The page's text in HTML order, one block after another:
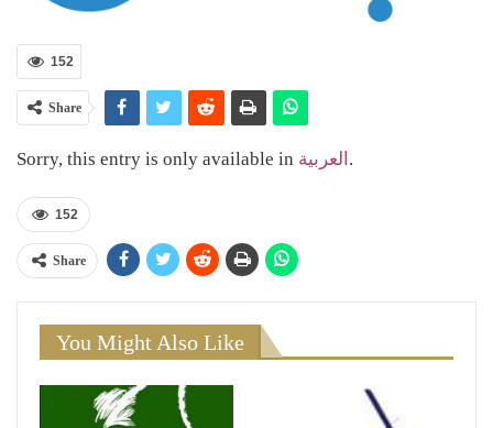
152
Share
Sorry, this entry is only available in العربية .
152
Share
You Might Also Like